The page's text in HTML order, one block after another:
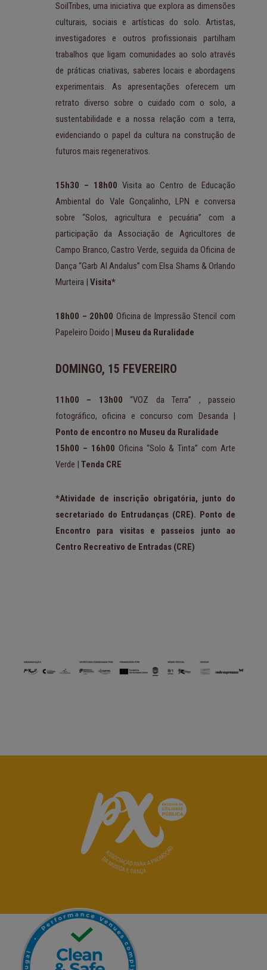
SoilTribes, uma iniciativa que explora as dimensões
culturais, sociais e artísticas do solo. Artistas,
investigadores e outros profissionais partilham
trabalhos que ligam comunidades ao solo através
de práticas criativas, saberes locais e abordagens
experimentais. As apresentações oferecem um
retrato diverso sobre o cuidado com o solo, a
sustentabilidade e a nossa relação com a terra,
evidenciando o papel da cultura na construção de
futuros mais regenerativos.
15h30 – 18h00 Visita ao Centro de Educação
Ambiental do Vale Gonçalinho, LPN e conversa
sobre “Solos, agricultura e pecuária” com a
participação da Associação de Agricultores de
Campo Branco, Castro Verde, seguida da Oficina de
Dança “Garb Al Andalus” com Elsa Shams & Orlando
Murteira | Visita*
18h00 – 20h00 Oficina de Impressão Stencil com
Papeleiro Doido | Museu da Ruralidade
DOMINGO, 15 FEVEREIRO
11h00 – 13h00“VOZ da Terra”
, passeio
fotográfico, oficina e concurso com Desanda |
Ponto de encontro no Museu da Ruralidade
15h00 – 16h00 Oficina “Solo & Tinta” com Arte
Verde | Tenda CRE
*Atividade de inscrição obrigatória, junto do
secretariado do Entrudanças (CRE). Ponto de
Encontro para visitas e passeios junto ao
Centro Recreativo de Entradas (CRE)